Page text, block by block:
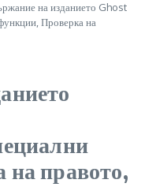
на изданието Ghost
Проверка на
правото,